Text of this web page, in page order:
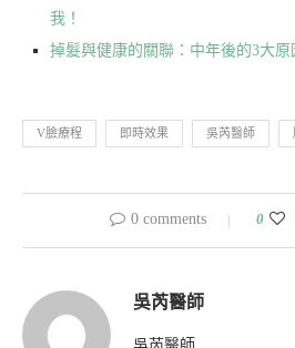
我！
掉髮與健康的關聯：中年後的3大
V臉療程 即時效果 吳芮醫師
0 comments 0
吳芮醫師